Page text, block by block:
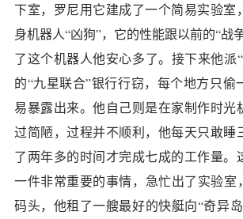
下室，罗尼用它建成了一个简易实验室
身机器人“凶狗”，它的性能跟以前的“战
了这个机器人他安心多了。接下来他派
的“九星联合”银行行窃，每个地方只偷
易暴露出来。他自己则是在家制作时光
过简陋，过程并不顺利，他每天只敢睡
了两年多的时间才完成七成的工作量。
一件非常重要的事情，急忙出了实验室
码头，他租了一艘最好的快艇向“奇异